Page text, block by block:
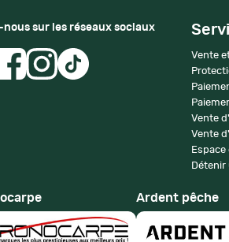
nous sur les réseaux sociaux
Vente
Vente
Vente
Détenir
Ardent pêche